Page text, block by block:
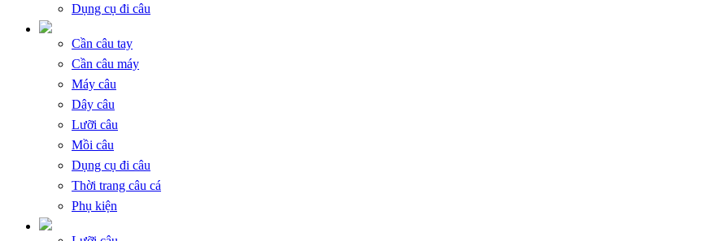
Dụng cụ đi câu
Cần câu tay
Cần câu máy
Máy câu
Dây câu
Lưỡi câu
Mồi câu
Dụng cụ đi câu
Thời trang câu cá
Phụ kiện